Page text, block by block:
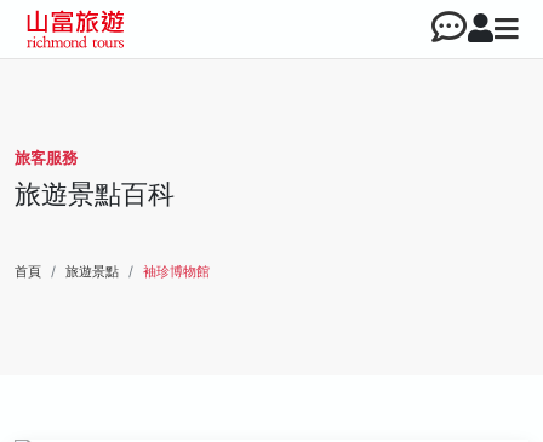
旅客服務
旅遊景點百科
首頁 旅遊景點 袖珍博物館